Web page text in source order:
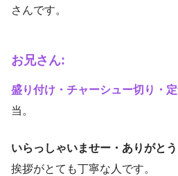
さんです。
お兄さん:
盛り付け・チャーシュー切り・
当。
いらっしゃいませー・ありがと
挨拶がとても丁寧な人です。